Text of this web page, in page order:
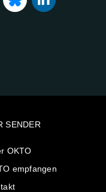
SENDER
OKTO
empfangen